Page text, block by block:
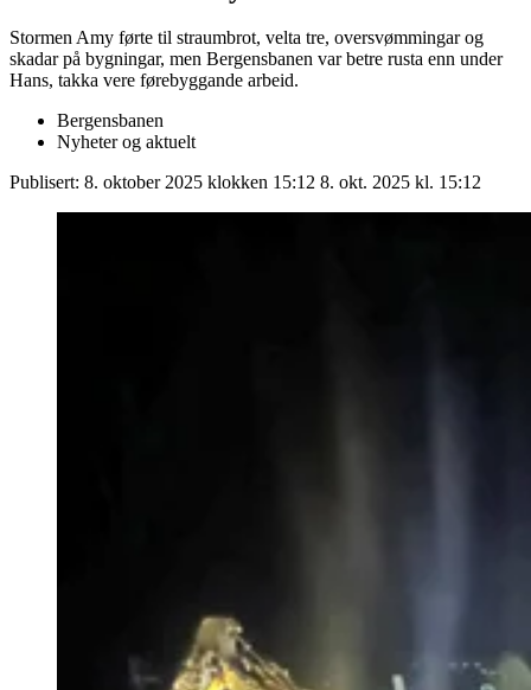
Stormen Amy førte til straumbrot, velta tre, oversvømmingar og
skadar på bygningar, men Bergensbanen var betre rusta enn under
Hans, takka vere førebyggande arbeid.
Bergensbanen
Nyheter og aktuelt
Publisert: 8. oktober 2025 klokken 15:12 8. okt. 2025 kl. 15:12